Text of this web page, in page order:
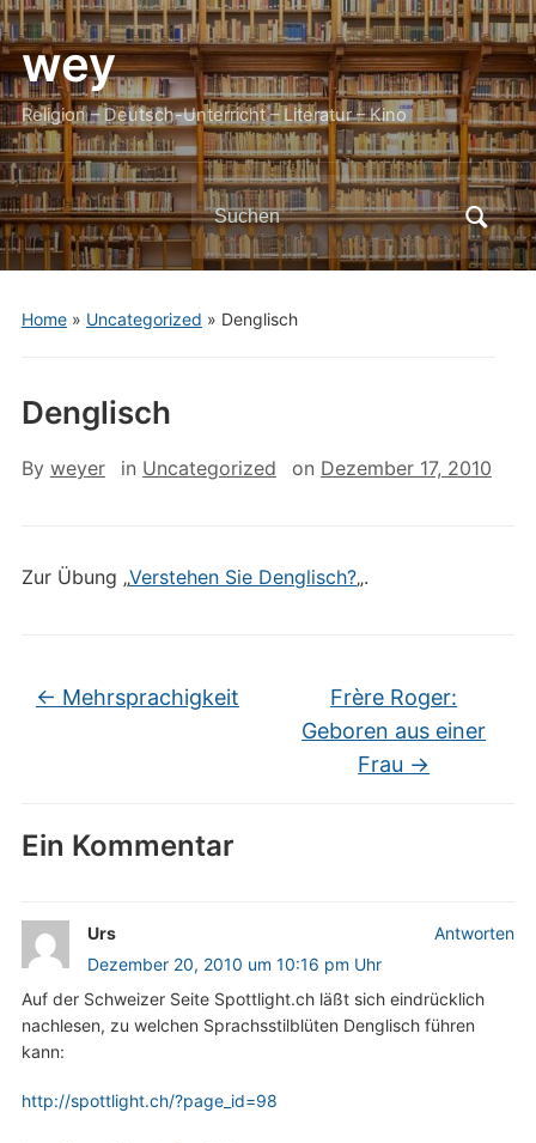
wey
Religion – Deutsch-Unterricht – Literatur – Kino
Search
for:
Home» Uncategorized » Denglisch
Denglisch
By weyer in Uncategorized on Dezember 17, 2010
Zur Übung „Verstehen Sie Denglisch?„.
← Mehrsprachigkeit
Frère Roger:
Geboren aus einer
Frau →
Ein Kommentar
Urs
Dezember 20, 2010 um 10:16 pm Uhr
Auf der Schweizer Seite Spottlight.ch läßt sich eindrücklich
nachlesen, zu welchen Sprachsstilblüten Denglisch führen
kann:
http://spottlight.ch/?page_id=98
Antworten